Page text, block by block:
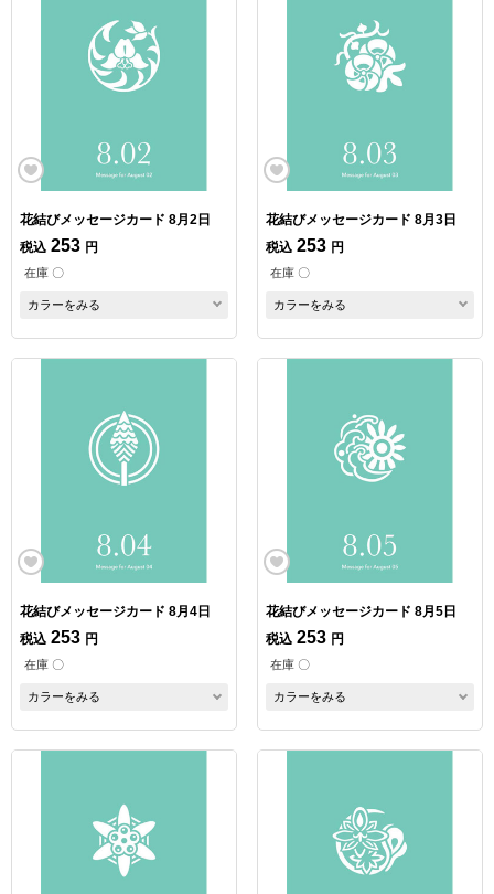
花結びメッセージカード 8月2日
税込 253 円
在庫 〇
カラーをみる
花結びメッセージカード 8月3日
税込 253 円
在庫 〇
カラーをみる
花結びメッセージカード 8月4日
税込 253 円
在庫 〇
カラーをみる
花結びメッセージカード 8月5日
税込 253 円
在庫 〇
カラーをみる